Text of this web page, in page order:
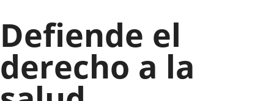
Defiende el
derecho a la